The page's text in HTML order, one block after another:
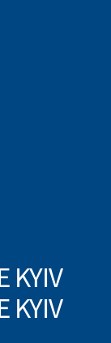
KYIV
KYIV